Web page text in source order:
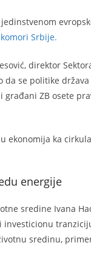
Srbije.
direktor
da se politike
ZB osete
ekonomija ka
energije
sredine Ivana
sredinu,